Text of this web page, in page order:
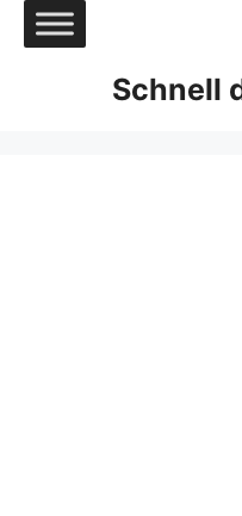
Zum
Inhalt
Schnell